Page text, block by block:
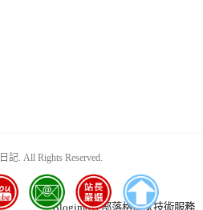
記. All Rights Reserved.
Blogimove部落格搬家技術服務